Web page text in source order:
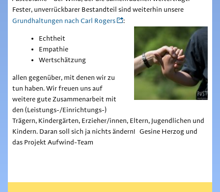
Fester, unverrückbarer Bestandteil sind weiterhin unsere
Grundhaltungen nach Carl Rogers
:
Echtheit
Empathie
Wertschätzung
allen gegenüber, mit denen wir zu
tun haben. Wir freuen uns auf
weitere gute Zusammenarbeit mit
den (Leistungs-/Einrichtungs-)
Trägern, Kindergärten, Erzieher/innen, Eltern, Jugendlichen und
Kindern. Daran soll sich ja nichts ändern! Gesine Herzog und
das Projekt Aufwind-Team